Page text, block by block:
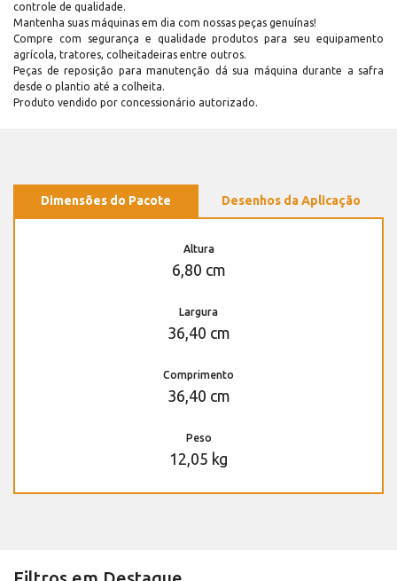
controle de qualidade.
Mantenha suas máquinas em dia com nossas peças genuínas!
Compre com segurança e qualidade produtos para seu equipamento
agrícola, tratores, colheitadeiras entre outros.
Peças de reposição para manutenção dá sua máquina durante a safra
desde o plantio até a colheita.
Produto vendido por concessionário autorizado.
Dimensões do Pacote Desenhos da Aplicação
Altura
6,80 cm
Largura
36,40 cm
Comprimento
36,40 cm
Peso
12,05 kg